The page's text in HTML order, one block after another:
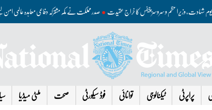
صدر مملکت نے مکہ مشترکہ دفاعی معاہدہ
پراپرٹی ٹیکنالوجی توانائی فوڈ سیکورٹی صحت ملٹی میڈیا